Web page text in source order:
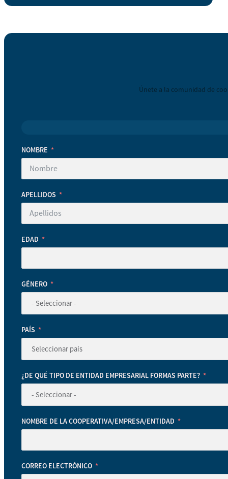
Únete a la comunidad de
NOMBRE
APELLIDOS
EDAD
GÉNERO
PAÍS
¿DE QUÉ TIPO DE ENTIDAD EMPRESARIAL FORMAS PARTE?
NOMBRE DE LA COOPERATIVA/EMPRESA/ENTIDAD
CORREO ELECTRÓNICO